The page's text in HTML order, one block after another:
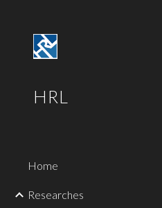
HRL
Home
Researches